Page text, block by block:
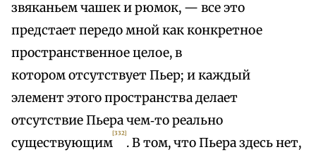
звяканьем чашек и рюмок, — все это
предстает передо мной как конкретное
пространственное целое, в
котором отсутствует Пьер; и каждый
элемент этого пространства делает
отсутствие Пьера чем‑то реально
существующим
[332]
. В том, что Пьера здесь нет,